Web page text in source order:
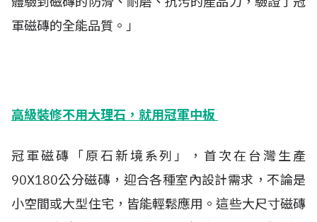
軍磁磚的全能品質。」
高級裝修不用大理石，就用冠軍中板
冠軍磁磚「原石新境系列」，首次在台灣生產
90X180公分磁磚，迎合各種室內設計需求，不論是
小空間或大型住宅，皆能輕鬆應用。這些大尺寸磁磚